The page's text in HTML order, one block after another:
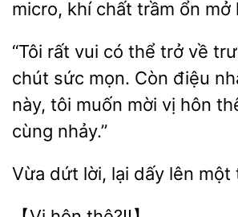
micro, khí chất trầm
“Tôi rất vui có thể trở về
chút
mọn.
điệu
này, tôi muốn mời vị hôn
cùng nhảy.”
Vừa dứt lại dấy lên một